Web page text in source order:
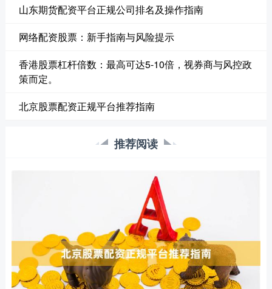
山东期货配资平台正规公司排名及操作指南
网络配资股票：新手指南与风险提示
香港股票杠杆倍数：最高可达5-10倍，视券商与风控政
策而定。
北京股票配资正规平台推荐指南
推荐阅读